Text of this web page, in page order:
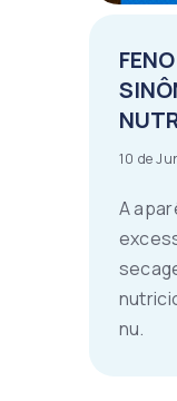
10 de
A
nu.